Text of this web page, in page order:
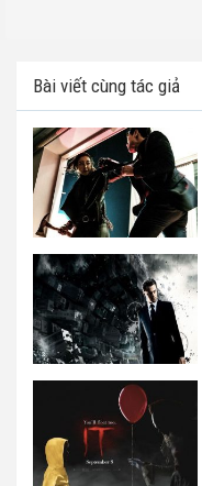
Bài viết cùng tác giả